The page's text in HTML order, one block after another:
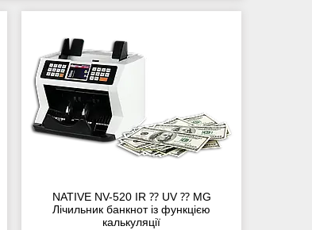
NATIVE NV-520 IR ⁇ UV ⁇ MG
Лічильник банкнот із функцією
калькуляції